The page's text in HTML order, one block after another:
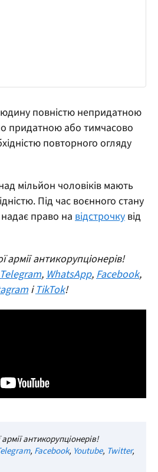
повністю непридатною
придатною або тимчасово
повторного огляду
мільйон чоловіків мають
Під час воєнного стану
право на відстрочку від
антикорупціонерів!
Telegram,WhatsApp,Facebook,
іTikTok!
антикорупціонерів!
, Facebook, Youtube, Twitter,